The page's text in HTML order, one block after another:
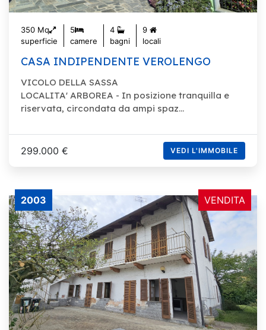
350 Mq
superficie
5
camere
4
bagni
9
locali
CASA INDIPENDENTE VEROLENGO
VICOLO DELLA SASSA
LOCALITA' ARBOREA - In posizione tranquilla e
riservata, circondata da ampi spaz...
299.000 € VEDI L'IMMOBILE
VENDITA
2003